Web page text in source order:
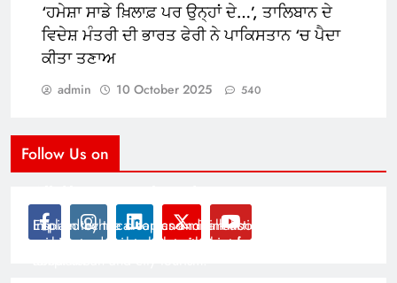
‘ਹਮੇਸ਼ਾ ਸਾਡੇ ਖ਼ਿਲਾਫ਼ ਪਰ ਉਨ੍ਹਾਂ ਦੇ…’, ਤਾਲਿਬਾਨ ਦੇ
ਵਿਦੇਸ਼ ਮੰਤਰੀ ਦੀ ਭਾਰਤ ਫੇਰੀ ਨੇ ਪਾਕਿਸਤਾਨ ‘ਚ ਪੈਦਾ
ਕੀਤਾ ਤਣਾਅ
admin 10 October 2025 540
Follow Us on
Inspired by the clean and minimalistic look of modern
architecture, this template is great for creating stories
Explain technical topics and talk about the latest in
science and technology with this clean and futuristic